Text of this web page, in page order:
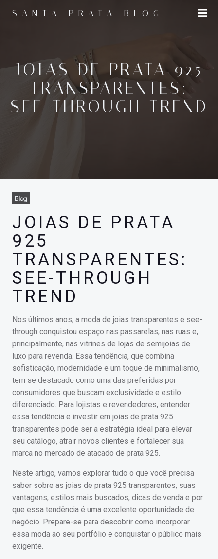
para
SANTA PRATA BLOG
JOIAS DE PRATA 925
TRANSPARENTES:
SEE-THROUGH TREND
Blog
JOIAS DE PRATA
925
TRANSPARENTES:
SEE-THROUGH
TREND
Nos últimos anos, a moda de joias transparentes e see-
through conquistou espaço nas passarelas, nas ruas e,
principalmente, nas vitrines de lojas de semijoias de
luxo para revenda. Essa tendência, que combina
sofisticação, modernidade e um toque de minimalismo,
tem se destacado como uma das preferidas por
consumidores que buscam exclusividade e estilo
diferenciado. Para lojistas e revendedores, entender
essa tendência e investir em joias de prata 925
transparentes pode ser a estratégia ideal para elevar
seu catálogo, atrair novos clientes e fortalecer sua
marca no mercado de atacado de prata 925.
Neste artigo, vamos explorar tudo o que você precisa
saber sobre as joias de prata 925 transparentes, suas
vantagens, estilos mais buscados, dicas de venda e por
que essa tendência é uma excelente oportunidade de
negócio. Prepare-se para descobrir como incorporar
essa moda ao seu portfólio e conquistar o público mais
exigente.